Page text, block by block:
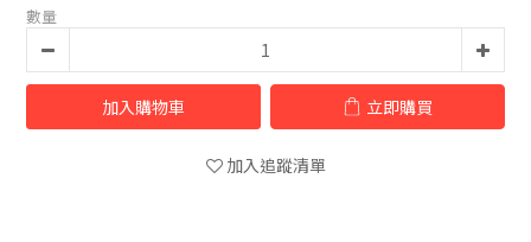
數量
加入購物車 立即購買
加入追蹤清單